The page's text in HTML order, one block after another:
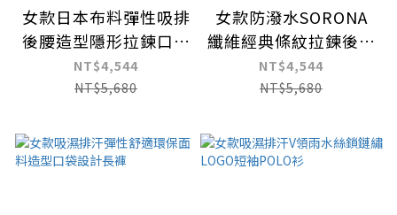
女款日本布料彈性吸排
後腰造型隱形拉鍊口袋
九分褲
NT$4,544
NT$5,680
女款防潑水SORONA
纖維經典條紋拉鍊後袋
九分褲
NT$4,544
NT$5,680